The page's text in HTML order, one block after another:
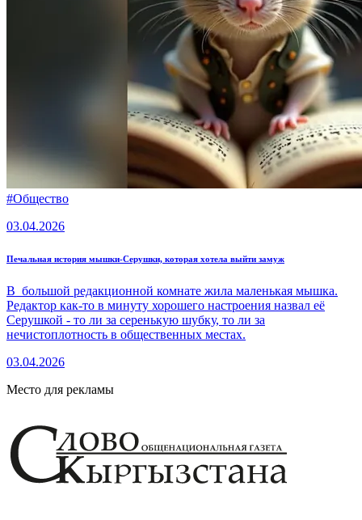
#Общество
03.04.2026
Печальная история мышки-Серушки, которая хотела выйти замуж
В большой редакционной комнате жила маленькая мышка.
Редактор как-то в минуту хорошего настроения назвал её
Серушкой - то ли за серенькую шубку, то ли за
нечистоплотность в общественных местах.
03.04.2026
Место для рекламы